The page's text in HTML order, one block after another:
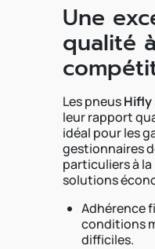
Une
qualité
Les pneusHifly
leur rapport
idéal pour les
gestionnaires
particuliers à
solutions
Adhérence
conditions
difficiles.